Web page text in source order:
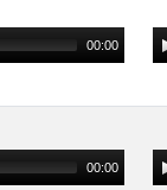
00:00
00:00